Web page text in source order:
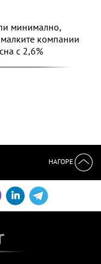
минимално,
компании
с 2,6%
НАГОРЕ